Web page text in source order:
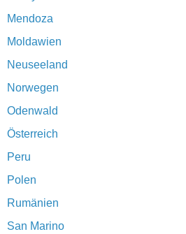
Mendoza
Moldawien
Neuseeland
Norwegen
Odenwald
Österreich
Peru
Polen
Rumänien
San Marino